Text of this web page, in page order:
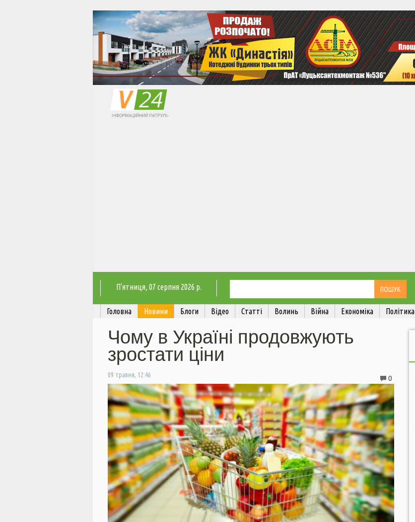
П'ятниця, 07 серпня 2026 р.
Головна Новини Блоги Відео Статті Волинь Війна Економіка Політика
Чому в Україні продовжують
зростати ціни
09 травня, 12:46 0